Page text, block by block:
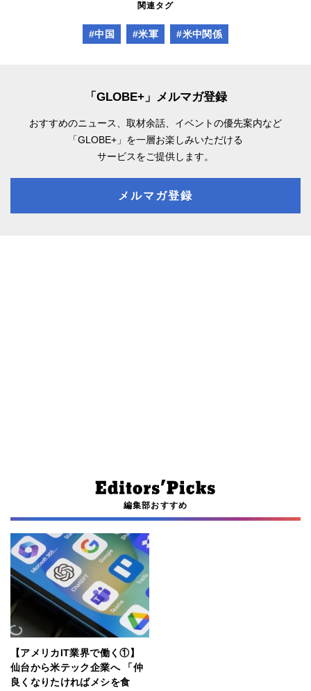
関連タグ
#中国 #米軍 #米中関係
「GLOBE+」メルマガ登録
おすすめのニュース、取材余話、 イベントの優先案内など
「GLOBE+」を一層お楽しみいただける
サービスをご提供します。
メルマガ登録
編集部おすすめ
【アメリカIT業界で働く①】
仙台から米テック企業へ 「仲
良くなりたければメシを食